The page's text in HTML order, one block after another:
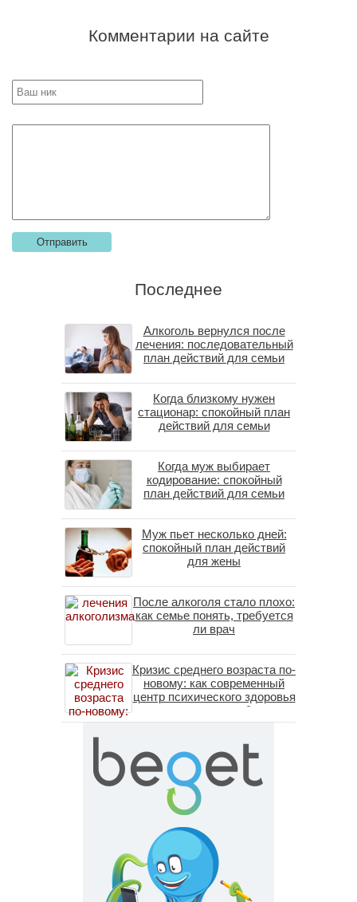
Комментарии на сайте
Последнее
Алкоголь вернулся после
лечения: последовательный
план действий для семьи
Когда близкому нужен
стационар: спокойный план
действий для семьи
Когда муж выбирает
кодирование: спокойный
план действий для семьи
Муж пьет несколько дней:
спокойный план действий
для жены
После алкоголя стало плохо:
как семье понять, требуется
ли врач
Кризис среднего возраста по-
новому: как современный
центр психического здоровья
помогает пересобрать
личность без таблеток